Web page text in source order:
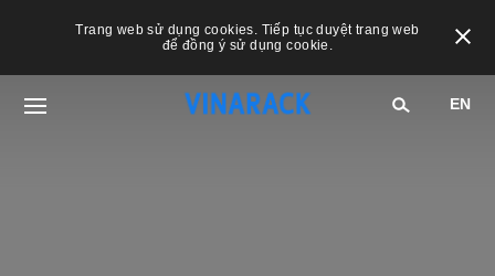
Trang web sử dụng cookies. Tiếp tục duyệt trang web
để đồng ý sử dụng cookie.
EN